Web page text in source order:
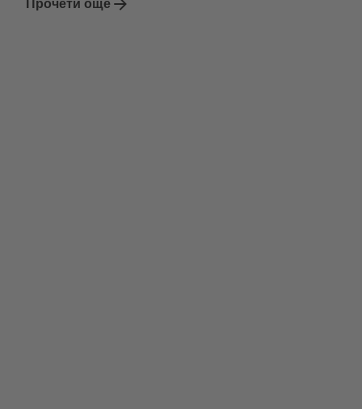
Прочети още